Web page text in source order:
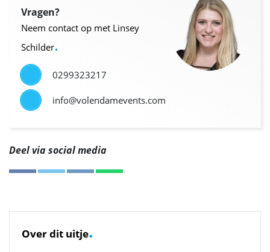
Vragen?
Neem contact op met Linsey
Schilder.
0299323217
info@volendamevents.com
Deel via social media
Over dit uitje.